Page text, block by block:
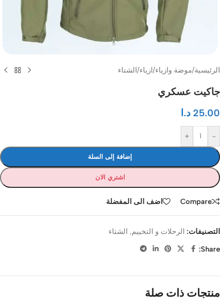
الرئيسية/موضة وازياء/ازياء/الشتاء
جاكيت عسكري
25.00 د.ا
-
+
إضافة إلى السلة
اشتري الان
Compare اضف الى المفضلة
التصنيفات: الرحلات و التخييم, الشتاء
Share:
منتجات ذات صلة